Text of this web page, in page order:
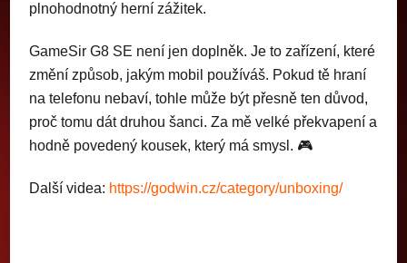
plnohodnotný herní zážitek.
GameSir G8 SE není jen doplněk. Je to zařízení, které
změní způsob, jakým mobil používáš. Pokud tě hraní
na telefonu nebaví, tohle může být přesně ten důvod,
proč tomu dát druhou šanci. Za mě velké překvapení a
hodně povedený kousek, který má smysl. 🎮
Další videa: https://godwin.cz/category/unboxing/